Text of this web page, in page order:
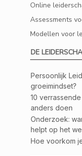
Online
Assessments
Modellen voor
DE
Persoonlijk
groeimindset?
10
anders doen
Onderzoek:
helpt op het
Hoe voorkom